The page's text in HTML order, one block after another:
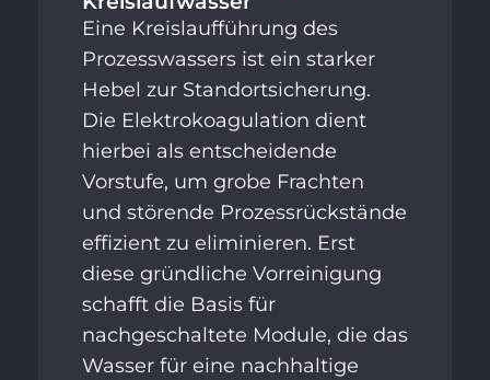
Eine Kreislaufführung des
Prozesswassers ist ein starker
Hebel zur Standortsicherung.
Die Elektrokoagulation dient
hierbei als entscheidende
Vorstufe, um grobe Frachten
und störende Prozessrückstände
effizient zu eliminieren. Erst
diese gründliche Vorreinigung
schafft die Basis für
nachgeschaltete Module, die das
Wasser für eine nachhaltige